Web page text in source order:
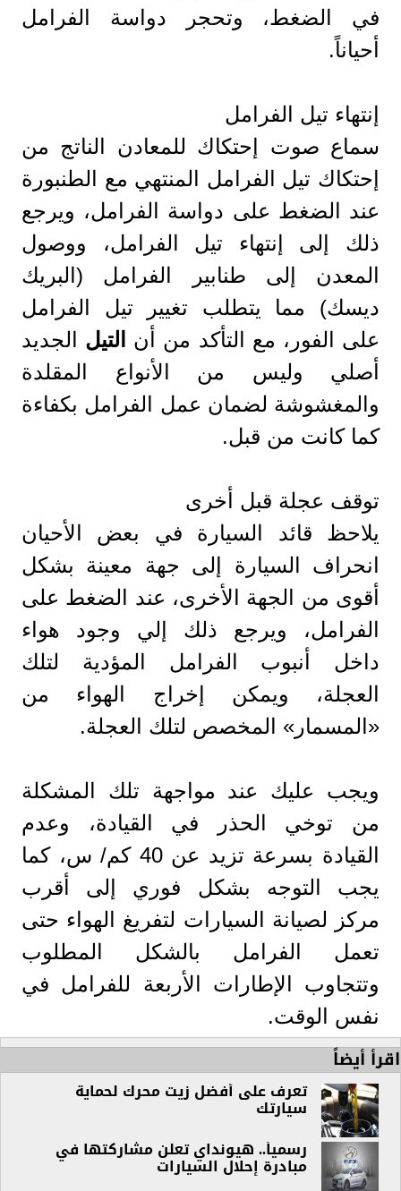
في الضغط، وتحجر دواسة الفرامل
أحياناً.
إنتهاء تيل الفرامل
سماع صوت إحتكاك للمعادن الناتج من
إحتكاك تيل الفرامل المنتهي مع الطنبورة
عند الضغط على دواسة الفرامل، ويرجع
ذلك إلى إنتهاء تيل الفرامل، ووصول
المعدن إلى طنابير الفرامل (البريك
ديسك) مما يتطلب تغيير تيل الفرامل
على الفور، مع التأكد من أن
التيل الجديد
أصلي وليس من الأنواع المقلدة
والمغشوشة لضمان عمل الفرامل بكفاءة
كما كانت من قبل.
توقف عجلة قبل أخرى
يلاحظ قائد السيارة في بعض الأحيان
انحراف السيارة إلى جهة معينة بشكل
أقوى من الجهة الأخرى، عند الضغط على
الفرامل، ويرجع ذلك إلي وجود هواء
داخل أنبوب الفرامل المؤدية لتلك
العجلة، ويمكن إخراج الهواء من
«المسمار» المخصص لتلك العجلة.
ويجب عليك عند مواجهة تلك المشكلة
من توخي الحذر في القيادة، وعدم
القيادة بسرعة تزيد عن 40 كم/ س، كما
يجب التوجه بشكل فوري إلى أقرب
مركز لصيانة السيارات لتفريغ الهواء حتى
تعمل الفرامل بالشكل المطلوب
وتتجاوب الإطارات الأربعة للفرامل في
نفس الوقت.
اقرأ أيضاً
تعرف على أفضل زيت محرك لحماية
سيارتك
رسمياً.. هيونداي تعلن مشاركتها في
مبادرة إحلال السيارات